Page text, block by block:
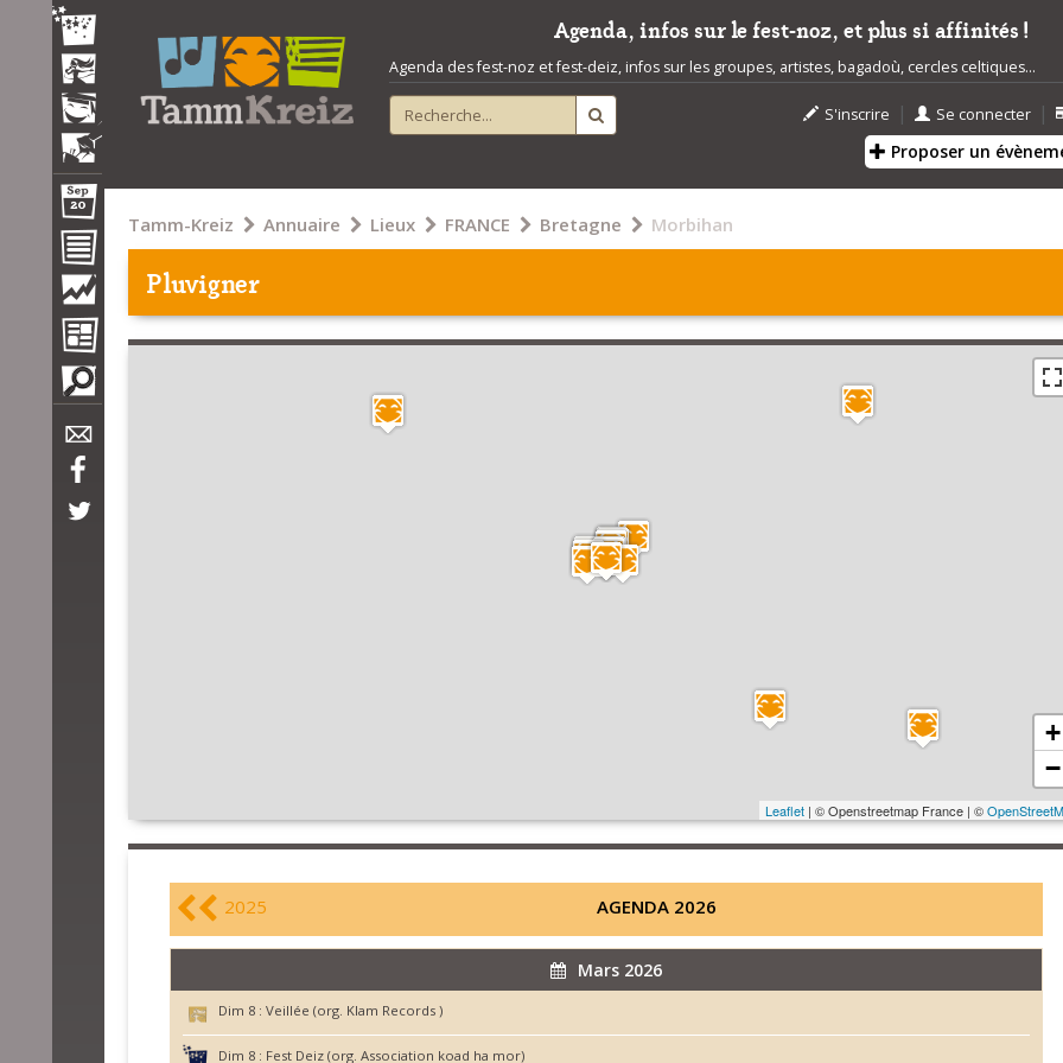
Agenda, infos sur le fest-noz, et plus si affinités !
Agenda des fest-noz et fest-deiz, infos sur les groupes, artistes, bagadoù, cercles celtiques...
S'inscrire | Se connecter |
Proposer un
Tamm-Kreiz Annuaire Lieux FRANCE Bretagne Morbihan
Pluvigner
+
−
Leaflet| © Openstreetmap France | ©
2025 AGENDA 2026
Mars 2026
Dim 8 : Veillée (org. Klam Records )
Dim 8 : Fest Deiz (org. Association koad ha mor)